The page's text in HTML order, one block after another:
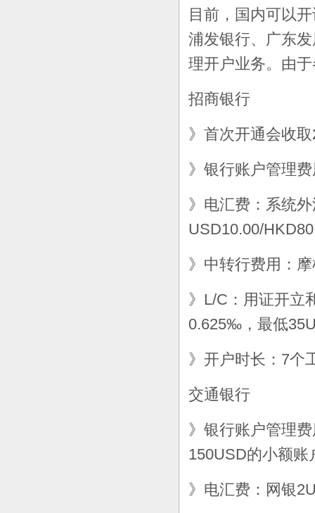
目前，国内可以
浦发银行、广东
理开户业务。由
招商银行
》首次开通会收
》银行账户管理
》电汇费：系统
USD10.00/
》中转行费用：
》L/C：用证开立
0.625‰，最低
》开户时长：7个
交通银行
》银行账户管理
150USD的小额账
》电汇费：网银